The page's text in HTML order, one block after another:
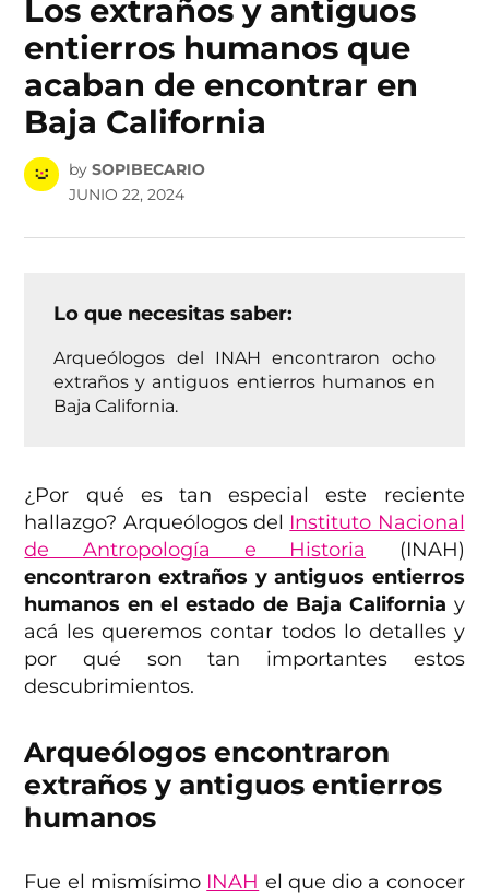
Los extraños y antiguos
entierros humanos que
acaban de encontrar en
Baja California
by SOPIBECARIO
JUNIO 22, 2024
Lo que necesitas saber:
Arqueólogos del INAH encontraron ocho
extraños y antiguos entierros humanos en
Baja California.
¿Por qué es tan especial este reciente
hallazgo? Arqueólogos del Instituto Nacional
de Antropología e Historia (INAH)
encontraron extraños y antiguos entierros
humanos en el estado de Baja California y
acá les queremos contar todos lo detalles y
por qué son tan importantes estos
descubrimientos.
Arqueólogos encontraron
extraños y antiguos entierros
humanos
Fue el mismísimo INAH el que dio a conocer